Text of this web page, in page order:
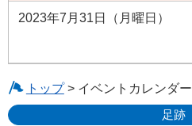
2023年7月31日（月曜日）
トップ> イベントカレンダー
足跡